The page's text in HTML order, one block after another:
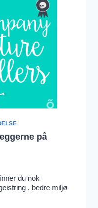
på
du nok
, bedre miljø